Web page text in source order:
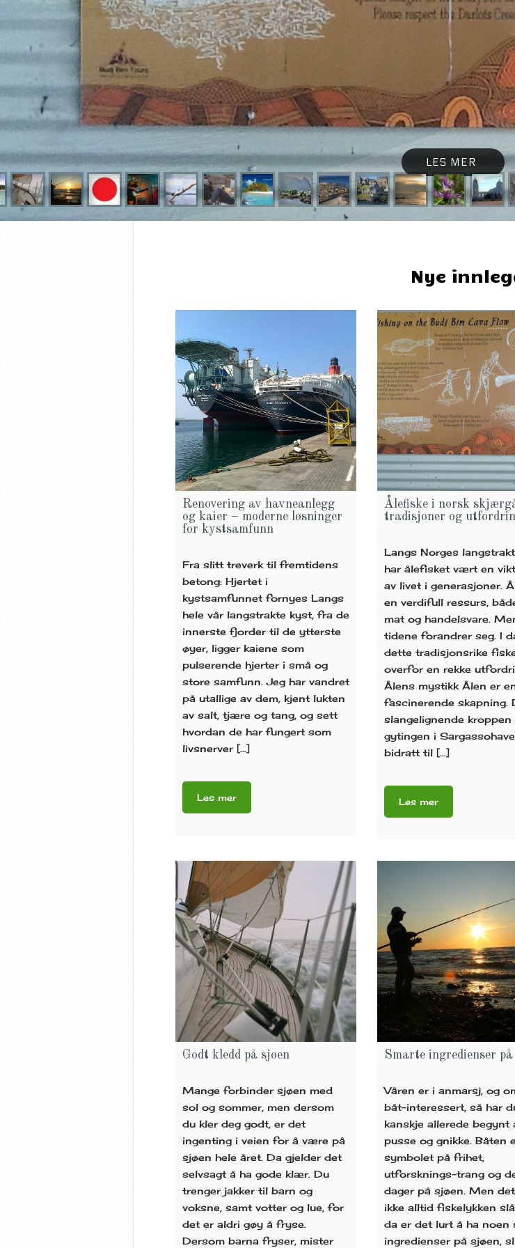
LES MER
Nye
Renovering av havneanlegg
og kaier – moderne løsninger
for kystsamfunn
Fra slitt treverk til fremtidens
betong: Hjertet i
kystsamfunnet fornyes Langs
hele vår langstrakte kyst, fra de
innerste fjorder til de ytterste
øyer, ligger kaiene som
pulserende hjerter i små og
store samfunn. Jeg har vandret
på utallige av dem, kjent lukten
av salt, tjære og tang, og sett
hvordan de har fungert som
livsnerver […]
Ålefiske i norsk
tradisjoner og
Langs Norges
har ålefisket vært en
av livet i generasjoner.
en verdifull ressurs,
mat og handelsvare.
tidene forandrer seg. I
dette tradisjonsrike
overfor en rekke
Ålens mystikk Ålen er
fascinerende skapning.
slangelignende kroppen
gytingen i
bidratt til […]
Godt kledd på sjøen
Mange forbinder sjøen med
sol og sommer, men dersom
du kler deg godt, er det
ingenting i veien for å være på
sjøen hele året. Da gjelder det
selvsagt å ha gode klær. Du
trenger jakker til barn og
voksne, samt votter og lue, for
det er aldri gøy å fryse.
Dersom barna fryser, mister
Smarte ingredienser på
Våren er i anmarsj, og
båt-interessert, så har
kanskje allerede begynt
pusse og gnikke. Båten
symbolet på frihet,
utforsknings-trang og
dager på sjøen. Men
ikke alltid fiskelykken
da er det lurt å ha noen
ingredienser på sjøen,